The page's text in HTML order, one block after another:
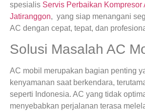
spesialis Servis Perbaikan Kompresor
Jatiranggon, yang siap menangani
AC dengan cepat, tepat, dan
Solusi Masalah AC
AC mobil merupakan bagian penting
kenyamanan saat berkendara,
seperti Indonesia. AC yang tidak
menyebabkan perjalanan terasa